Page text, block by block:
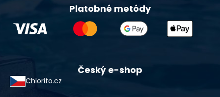
Platobné metódy
Český e-shop
Chlorito.cz